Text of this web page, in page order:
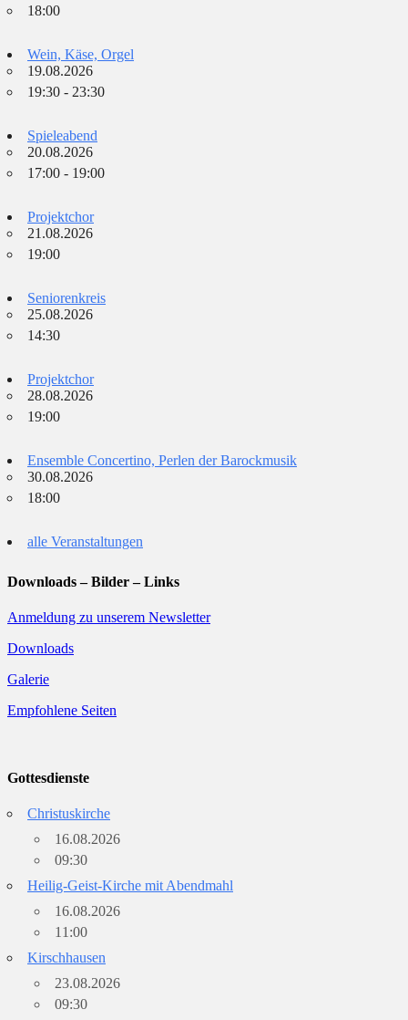
18:00
Wein, Käse, Orgel
19.08.2026
19:30 - 23:30
Spieleabend
20.08.2026
17:00 - 19:00
Projektchor
21.08.2026
19:00
Seniorenkreis
25.08.2026
14:30
Projektchor
28.08.2026
19:00
Ensemble Concertino, Perlen der Barockmusik
30.08.2026
18:00
alle Veranstaltungen
Downloads – Bilder – Links
Anmeldung zu unserem Newsletter
Downloads
Galerie
Empfohlene Seiten
Gottesdienste
Christuskirche
16.08.2026
09:30
Heilig-Geist-Kirche mit Abendmahl
16.08.2026
11:00
Kirschhausen
23.08.2026
09:30